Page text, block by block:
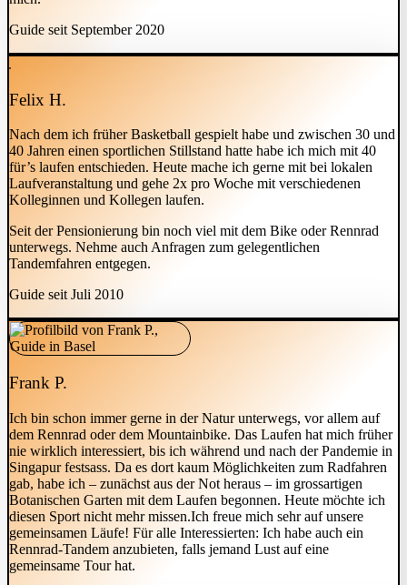
Guide seit September 2020
Felix H.
Nach dem ich früher Basketball gespielt habe und zwischen 30 und
40 Jahren einen sportlichen Stillstand hatte habe ich mich mit 40
für’s laufen entschieden. Heute mache ich gerne mit bei lokalen
Laufveranstaltung und gehe 2x pro Woche mit verschiedenen
Kolleginnen und Kollegen laufen.
Seit der Pensionierung bin noch viel mit dem Bike oder Rennrad
unterwegs. Nehme auch Anfragen zum gelegentlichen
Tandemfahren entgegen.
Guide seit Juli 2010
Frank P.
Ich bin schon immer gerne in der Natur unterwegs, vor allem auf
dem Rennrad oder dem Mountainbike. Das Laufen hat mich früher
nie wirklich interessiert, bis ich während und nach der Pandemie in
Singapur festsass. Da es dort kaum Möglichkeiten zum Radfahren
gab, habe ich – zunächst aus der Not heraus – im grossartigen
Botanischen Garten mit dem Laufen begonnen. Heute möchte ich
diesen Sport nicht mehr missen.Ich freue mich sehr auf unsere
gemeinsamen Läufe! Für alle Interessierten: Ich habe auch ein
Rennrad-Tandem anzubieten, falls jemand Lust auf eine
gemeinsame Tour hat.